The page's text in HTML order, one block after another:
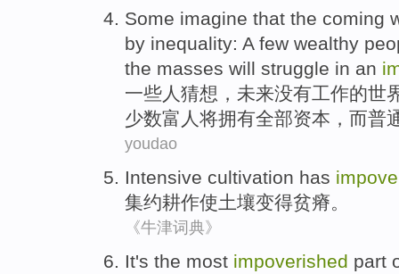
Some imagine that the coming
by inequality: A few wealthy
the masses will struggle in an
一些人猜想 ， 未来没有工作的世
少数富人 将拥有全部资本 ， 而普
youdao
Intensive cultivation has
集约耕作使土壤变得贫瘠。
《牛津词典》
It's the most impoverished part